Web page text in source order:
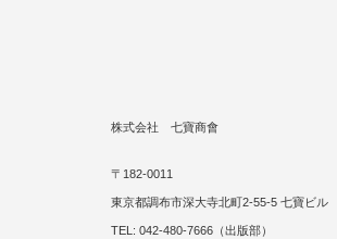
株式会社 七寶商會
〒182-0011
東京都調布市深大寺北町2-55-5 七寶ビル
TEL: 042-480-7666（出版部）